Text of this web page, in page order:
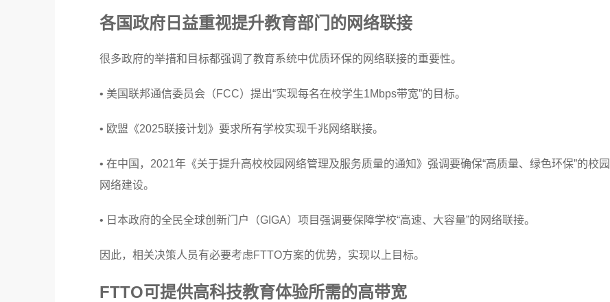
各国政府日益重视提升教育部门的网络联接
很多政府的举措和目标都强调了教育系统中优质环保的网络联接的重要性。
• 美国联邦通信委员会（FCC）提出“实现每名在校学生1Mbps带宽”的目标。
• 欧盟《2025联接计划》要求所有学校实现千兆网络联接。
• 在中国，2021年《关于提升高校校园网络管理及服务质量的通知》强调要确保“高质量、绿色环保”的校园
网络建设。
• 日本政府的全民全球创新门户（GIGA）项目强调要保障学校“高速、大容量”的网络联接。
因此，相关决策人员有必要考虑FTTO方案的优势，实现以上目标。
FTTO可提供高科技教育体验所需的高带宽